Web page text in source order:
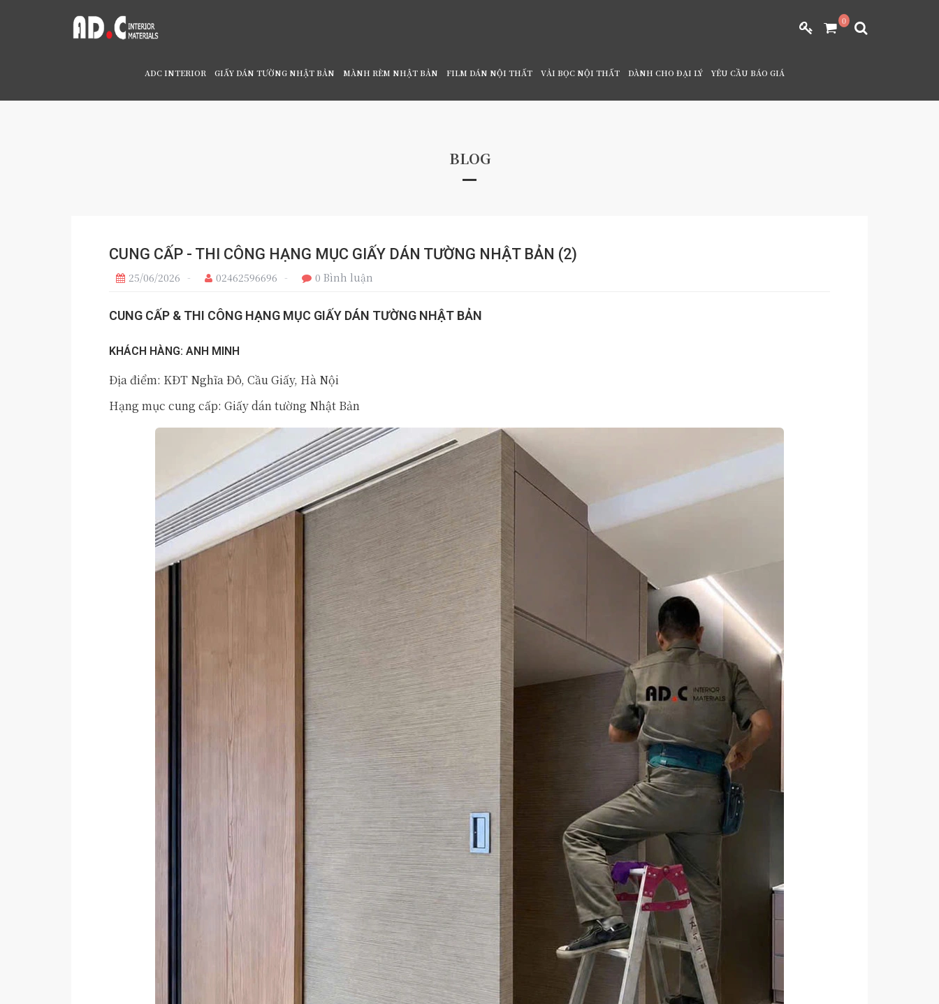
0
ADC INTERIOR GIẤY DÁN TƯỜNG NHẬT BẢN MÀNH RÈM NHẬT BẢN FILM DÁN NỘI THẤT VẢI BỌC NỘI THẤT DÀNH CHO ĐẠI LÝ YÊU CẦU BÁO GIÁ
DỊCH VỤ THI CÔNG GIẤY DÁN TƯỜNG NHẬT BẢN / CUNG CẤP - THI CÔNG HẠNG MỤC GIẤY DÁN TƯỜNG NHẬT BẢN (2)
BLOG
CUNG CẤP - THI CÔNG HẠNG MỤC GIẤY DÁN TƯỜNG NHẬT BẢN (2)
25/06/2026 02462596696 0 Bình luận
CUNG CẤP & THI CÔNG HẠNG MỤC GIẤY DÁN TƯỜNG NHẬT BẢN
KHÁCH HÀNG: ANH MINH
Địa điểm: KĐT Nghĩa Đô, Cầu Giấy, Hà Nội
Hạng mục cung cấp: Giấy dán tường Nhật Bản